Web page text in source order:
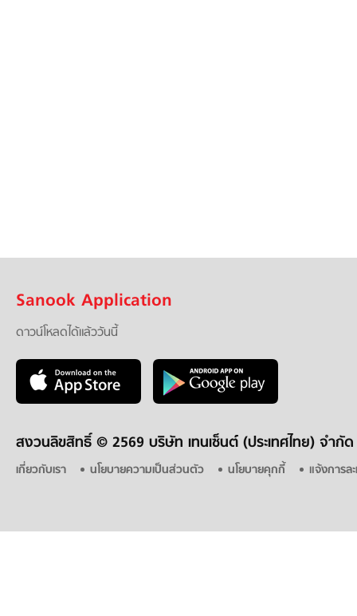
Sanook Application
ดาวน์โหลดได้แล้ววันนี้
สงวนลิขสิทธิ์ © 2569 บริษัท เทนเซ็นต์ (ประเทศไทย) จำกัด
เกี่ยวกับเรา นโยบายความเป็นส่วนตัว นโยบายคุกกี้ แจ้งการล